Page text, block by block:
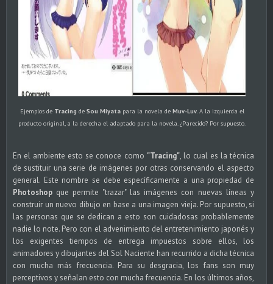
Ejemplos de Tracing de Sou Miyata para la novela de Muv-Luv. A la izquierda el
producto original, a la derecha el adaptado para la novela. ¿Parecido? Por supuesto.
En el ambiente esto se conoce como "Tracing", lo cual es la técnica
de sustituir una serie de imágenes por otras conservando el aspecto
general. Este nombre se debe específicamente a una propiedad de
Photoshop que permite "trazar" las imágenes con nuevas líneas y
construir un nuevo dibujo en base a una imagen vieja. Por supuesto, si
las personas que se dedican a esto son cuidadosas probablemente
nadie lo note. Pero con el advenimiento del entretenimiento japonés y
los exigentes tiempos de entrega impuestos sobre ellos, los
animadores y dibujantes del Sol Naciente han recurrido a dicha técnica
con mucha más frecuencia. Para su desgracia, los fans son muy
perceptivos y señalan esto con mucha frecuencia. En los últimos años,